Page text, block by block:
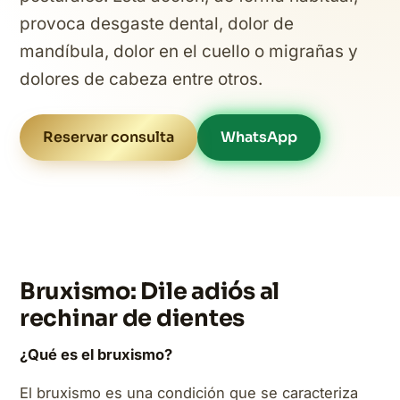
provoca desgaste dental, dolor de
mandíbula, dolor en el cuello o migrañas y
dolores de cabeza entre otros.
Reservar consulta WhatsApp
Bruxismo: Dile adiós al
rechinar de dientes
¿Qué es el bruxismo?
El bruxismo es una condición que se caracteriza